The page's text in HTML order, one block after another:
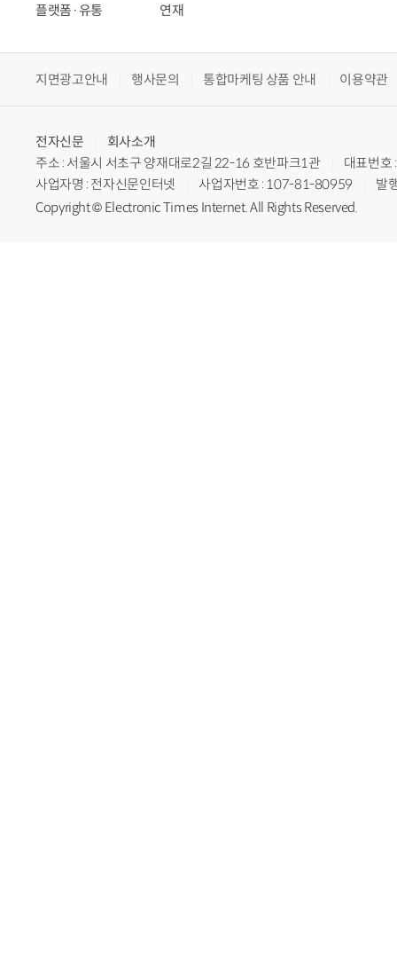
플랫폼·유통
연재
지면광고안내 행사문의 통합마케팅 상품 안내 이용약관
전자신문
회사소개
주소 : 서울시 서초구 양재대로2길 22-16 호반파크1관
대표번
사업자명 : 전자신문인터넷
사업자번호 : 107-81-80959
발
Copyright © Electronic Times Internet. All Rights Reserved.